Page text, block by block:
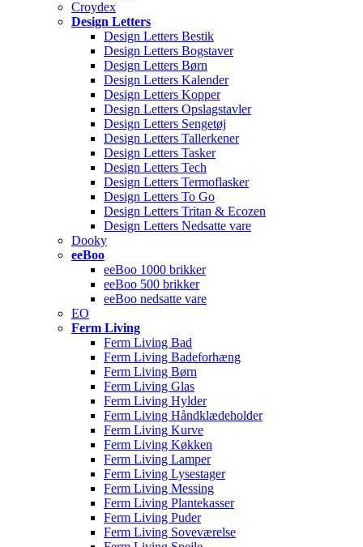
Croydex
Design Letters
Design Letters Bestik
Design Letters Bogstaver
Design Letters Børn
Design Letters Kalender
Design Letters Kopper
Design Letters Opslagstavler
Design Letters Sengetøj
Design Letters Tallerkener
Design Letters Tasker
Design Letters Tech
Design Letters Termoflasker
Design Letters To Go
Design Letters Tritan & Ecozen
Design Letters Nedsatte vare
Dooky
eeBoo
eeBoo 1000 brikker
eeBoo 500 brikker
eeBoo nedsatte vare
EO
Ferm Living
Ferm Living Bad
Ferm Living Badeforhæng
Ferm Living Børn
Ferm Living Glas
Ferm Living Hylder
Ferm Living Håndklædeholder
Ferm Living Kurve
Ferm Living Køkken
Ferm Living Lamper
Ferm Living Lysestager
Ferm Living Messing
Ferm Living Plantekasser
Ferm Living Puder
Ferm Living Soveværelse